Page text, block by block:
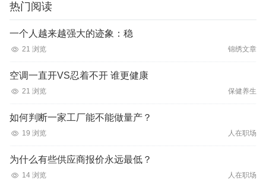
热门阅读
一个人越来越强大的迹象：稳
21 浏览 锦绣文章
空调一直开VS忍着不开 谁更健康
21 浏览 保健养生
如何判断一家工厂能不能做量产？
19 浏览 人在职场
为什么有些供应商报价永远最低？
14 浏览 人在职场